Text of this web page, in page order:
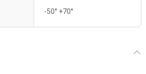
-50° +70°